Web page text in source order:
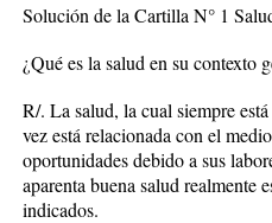
Solución de la Cartilla N° 1
¿Qué es la salud en su contexto
R/. La salud, la cual siempre
vez está relacionada con el
oportunidades debido a sus
aparenta buena salud realmente
indicados.